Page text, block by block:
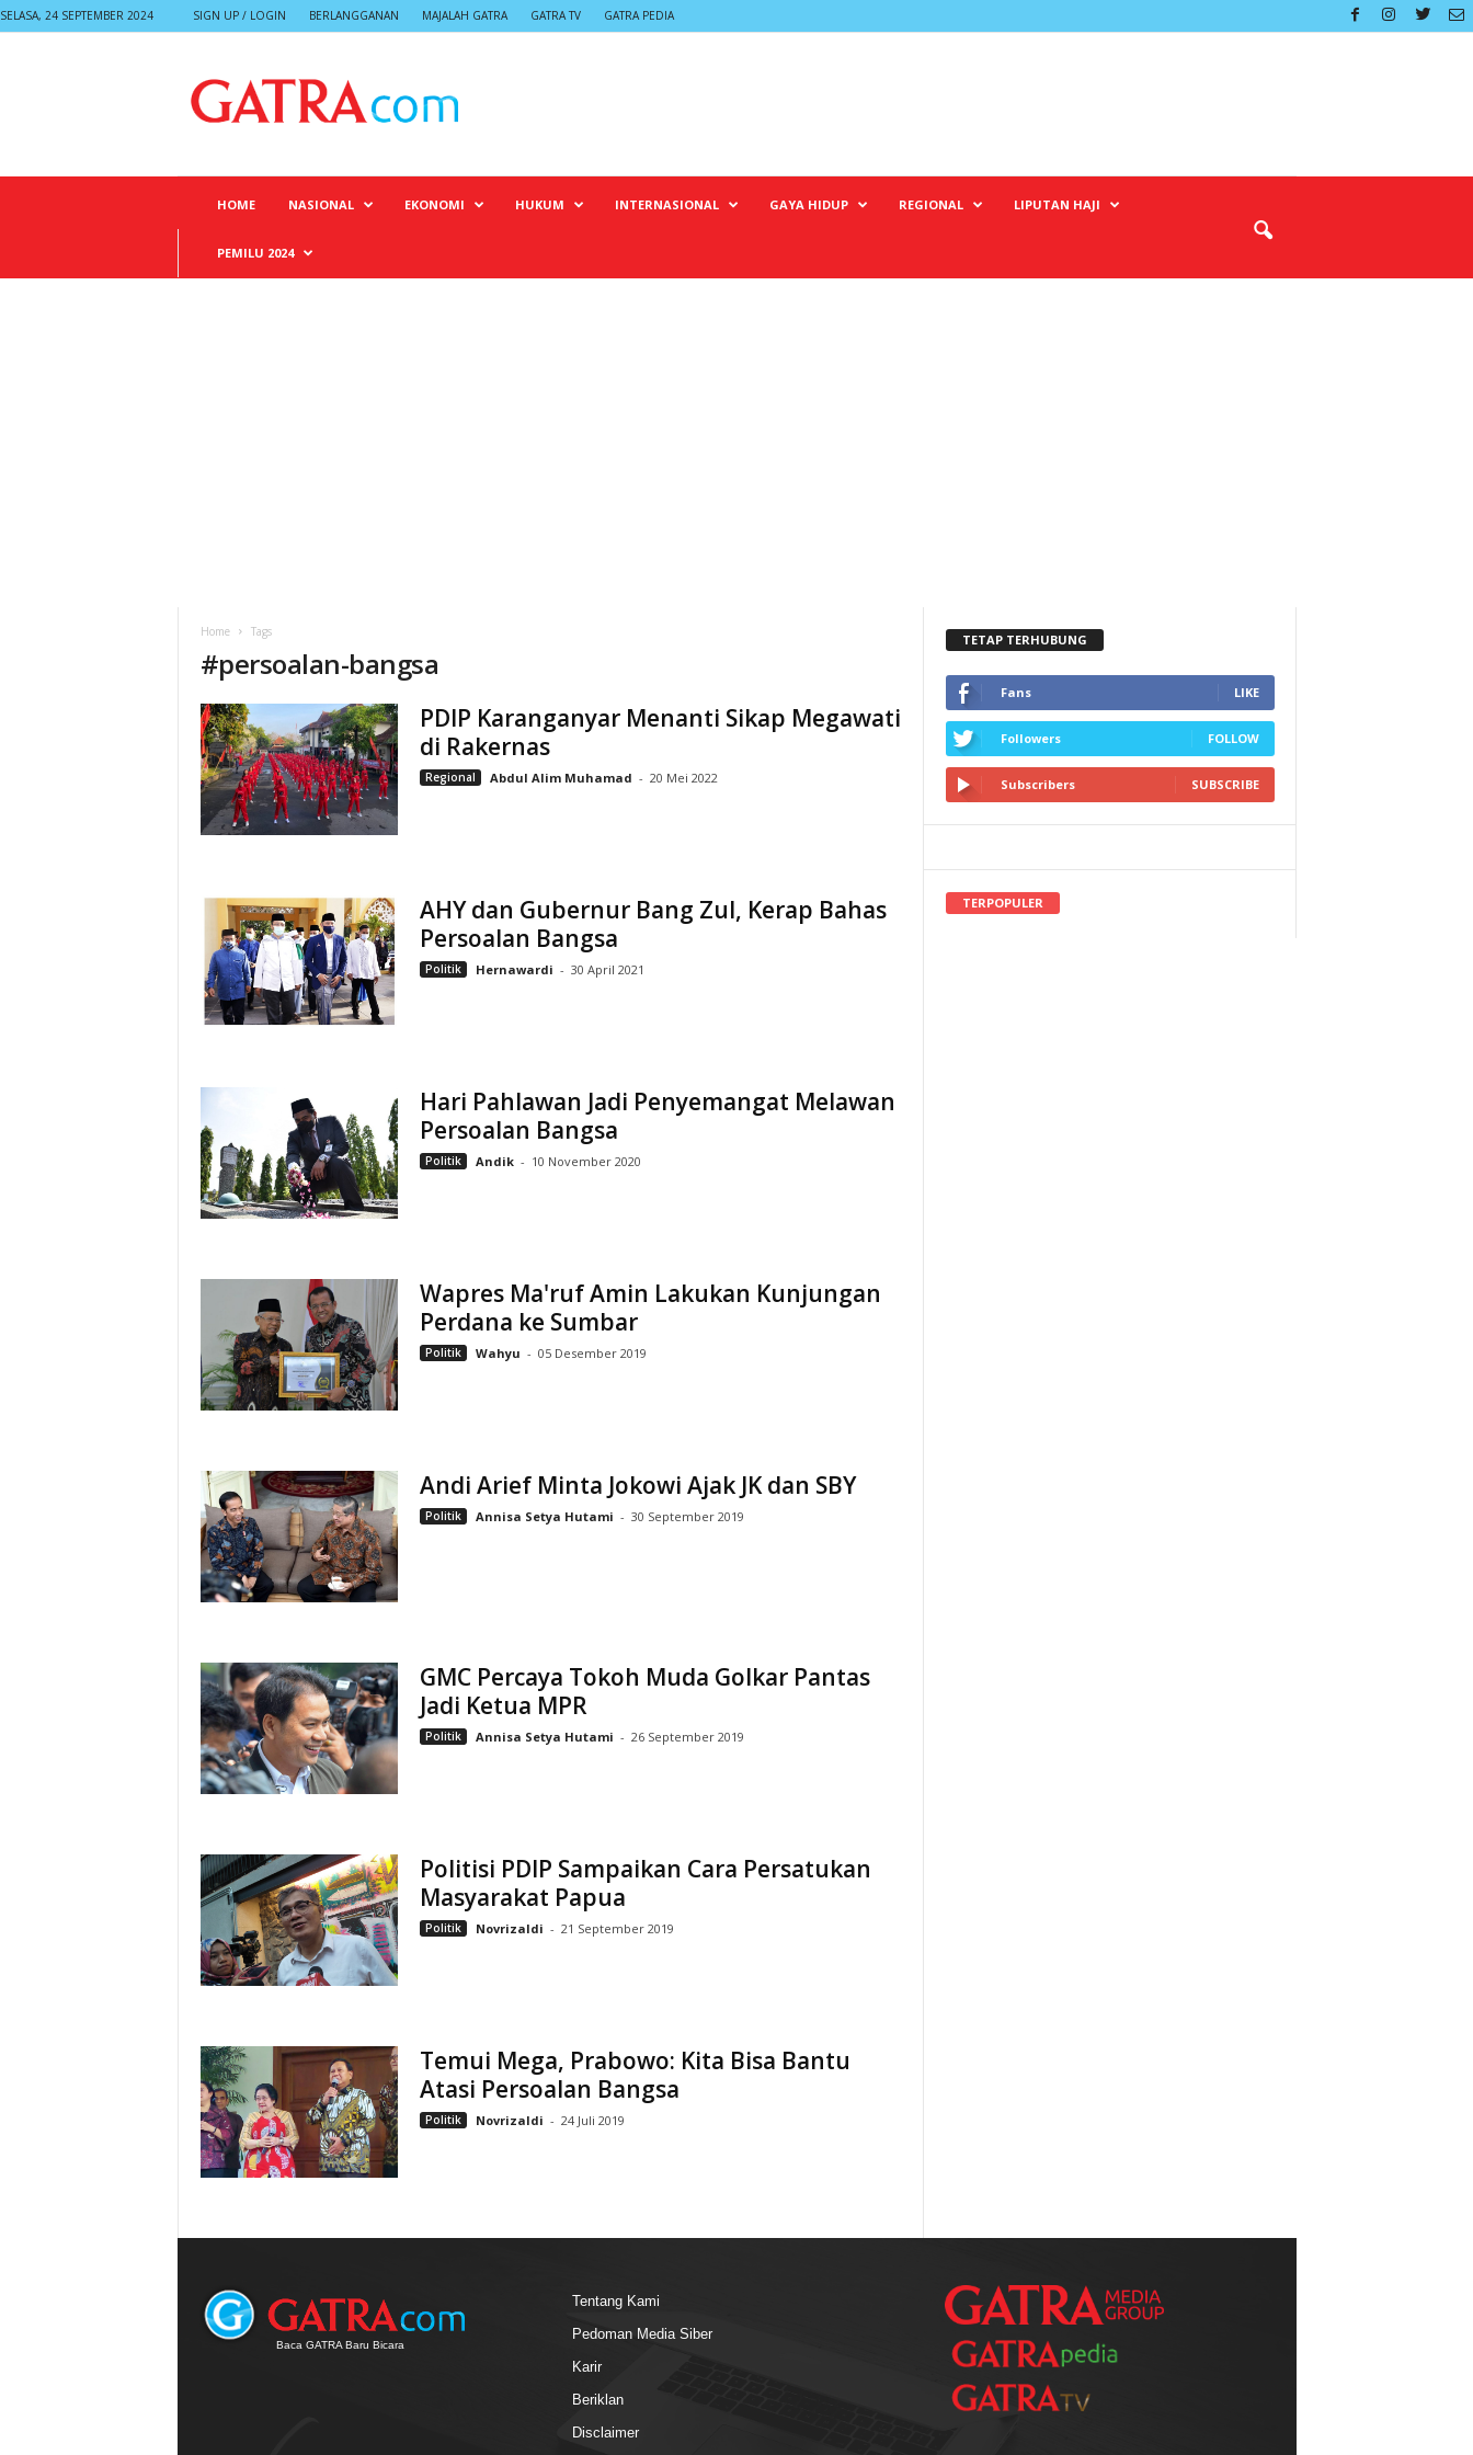
SELASA, 24 SEPTEMBER 2024 SIGN UP / LOGIN BERLANGGANAN MAJALAH GATRA GATRA TV GATRA PEDIA
HOME NASIONAL EKONOMI HUKUM INTERNASIONAL GAYA HIDUP REGIONAL LIPUTAN HAJI
PEMILU 2024
Home Tags
#persoalan-bangsa
PDIP Karanganyar Menanti Sikap Megawati
di Rakernas
Regional Abdul Alim Muhamad - 20 Mei 2022
AHY dan Gubernur Bang Zul, Kerap Bahas
Persoalan Bangsa
Politik Hernawardi - 30 April 2021
Hari Pahlawan Jadi Penyemangat Melawan
Persoalan Bangsa
Politik Andik - 10 November 2020
Wapres Ma'ruf Amin Lakukan Kunjungan
Perdana ke Sumbar
Politik Wahyu - 05 Desember 2019
Andi Arief Minta Jokowi Ajak JK dan SBY
Politik Annisa Setya Hutami - 30 September 2019
GMC Percaya Tokoh Muda Golkar Pantas
Jadi Ketua MPR
Politik Annisa Setya Hutami - 26 September 2019
Politisi PDIP Sampaikan Cara Persatukan
Masyarakat Papua
Politik Novrizaldi - 21 September 2019
Temui Mega, Prabowo: Kita Bisa Bantu
Atasi Persoalan Bangsa
Politik Novrizaldi - 24 Juli 2019
TETAP TERHUBUNG
Fans LIKE
Followers FOLLOW
Subscribers SUBSCRIBE
TERPOPULER
Baca GATRA Baru Bicara
Tentang Kami
Pedoman Media Siber
Karir
Beriklan
Disclaimer